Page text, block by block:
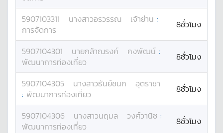
5907103311 นางสาวอรวรรณ เจ้าย่าน :
การจัดการ
8ชั่วโมง
5907104301 นายกล้าณรงค์ คงพัฒน์ :
พัฒนาการท่องเที่ยว
8ชั่วโมง
5907104305 นางสาวธันย์ชนก
อุตราชา
: พัฒนาการท่องเที่ยว 8ชั่วโมง
5907104306 นางสาวนฤมล วงศ์วานิช :
พัฒนาการท่องเที่ยว
8ชั่วโมง